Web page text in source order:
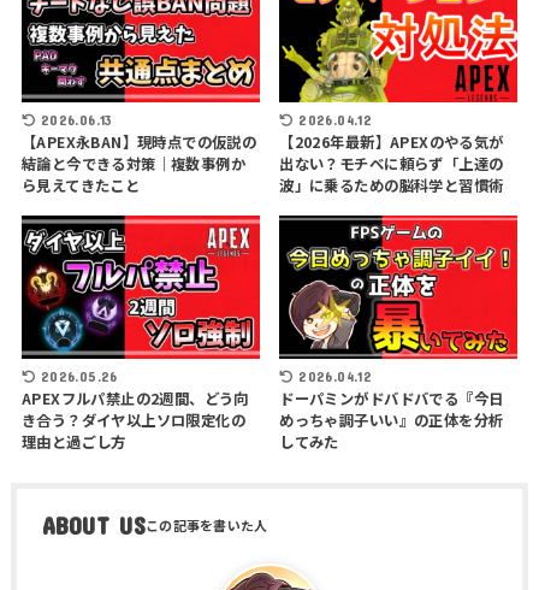
2026.06.13
【APEX永BAN】現時点での仮説の
結論と今できる対策｜複数事例か
ら見えてきたこと
2026.04.12
【2026年最新】APEXのやる気が
出ない？モチベに頼らず「上達の
波」に乗るための脳科学と習慣術
2026.05.26
APEXフルパ禁止の2週間、どう向
き合う？ダイヤ以上ソロ限定化の
理由と過ごし方
2026.04.12
ドーパミンがドバドバでる『今日
めっちゃ調子いい』の正体を分析
してみた
ABOUT US